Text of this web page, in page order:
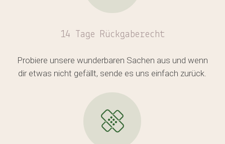
14 Tage Rückgaberecht
Probiere unsere wunderbaren Sachen aus und wenn
dir etwas nicht gefällt, sende es uns einfach zurück.